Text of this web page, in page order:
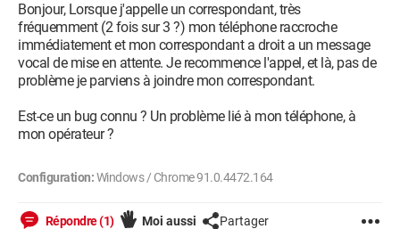
Bonjour, Lorsque j'appelle un correspondant, très
fréquemment (2 fois sur 3 ?) mon téléphone raccroche
immédiatement et mon correspondant a droit a un message
vocal de mise en attente. Je recommence l'appel, et là, pas de
problème je parviens à joindre mon correspondant.
Est-ce un bug connu ? Un problème lié à mon téléphone, à
mon opérateur ?
Configuration:Windows / Chrome 91.0.4472.164
Répondre (1) Moi aussi Partager